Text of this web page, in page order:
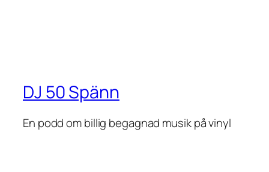
DJ 50 Spänn
En podd om billig begagnad musik på vinyl